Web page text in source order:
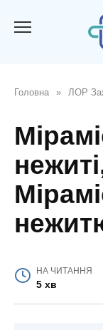
Головна » ЛОР
НА ЧИТАННЯ
5 хв